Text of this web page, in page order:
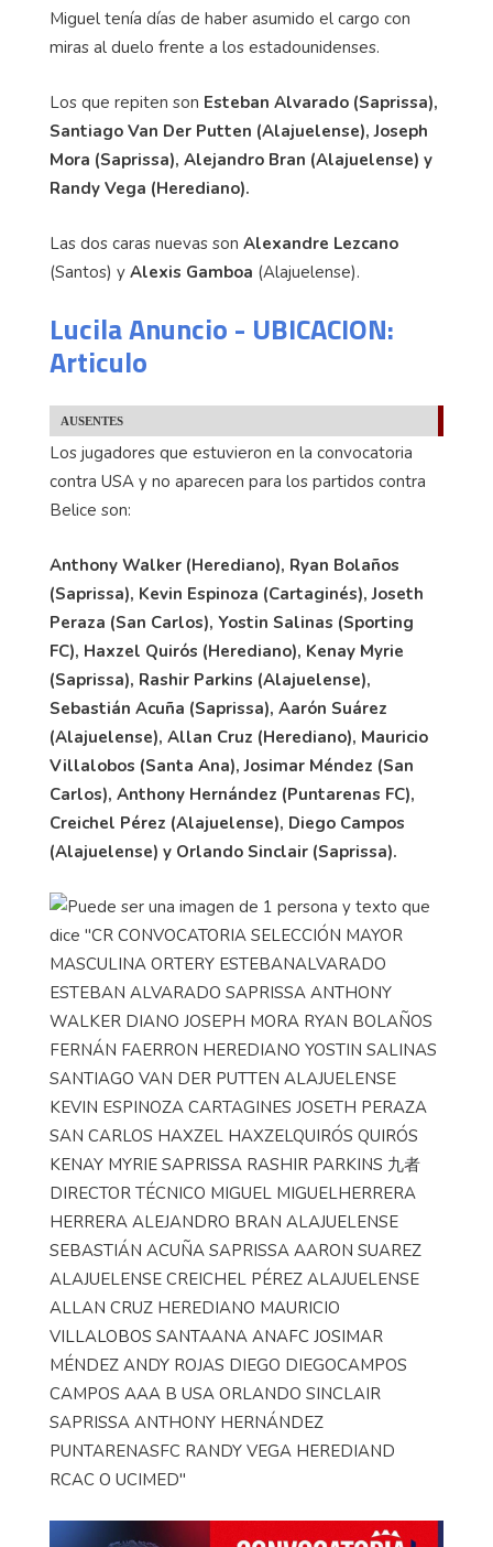
Miguel tenía días de haber asumido el cargo con
miras al duelo frente a los estadounidenses.
Los que repiten son Esteban Alvarado (Saprissa),
Santiago Van Der Putten (Alajuelense), Joseph
Mora (Saprissa), Alejandro Bran (Alajuelense) y
Randy Vega (Herediano).
Las dos caras nuevas son Alexandre Lezcano
(Santos) y Alexis Gamboa (Alajuelense).
Lucila Anuncio - UBICACION:
Articulo
AUSENTES
Los jugadores que estuvieron en la convocatoria
contra USA y no aparecen para los partidos contra
Belice son:
Anthony Walker (Herediano), Ryan Bolaños
(Saprissa), Kevin Espinoza (Cartaginés), Joseth
Peraza (San Carlos), Yostin Salinas (Sporting
FC), Haxzel Quirós (Herediano), Kenay Myrie
(Saprissa), Rashir Parkins (Alajuelense),
Sebastián Acuña (Saprissa), Aarón Suárez
(Alajuelense), Allan Cruz (Herediano), Mauricio
Villalobos (Santa Ana), Josimar Méndez (San
Carlos), Anthony Hernández (Puntarenas FC),
Creichel Pérez (Alajuelense), Diego Campos
(Alajuelense) y Orlando Sinclair (Saprissa).